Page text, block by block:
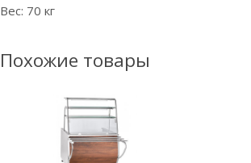
Вес: 70 кг
Похожие товары